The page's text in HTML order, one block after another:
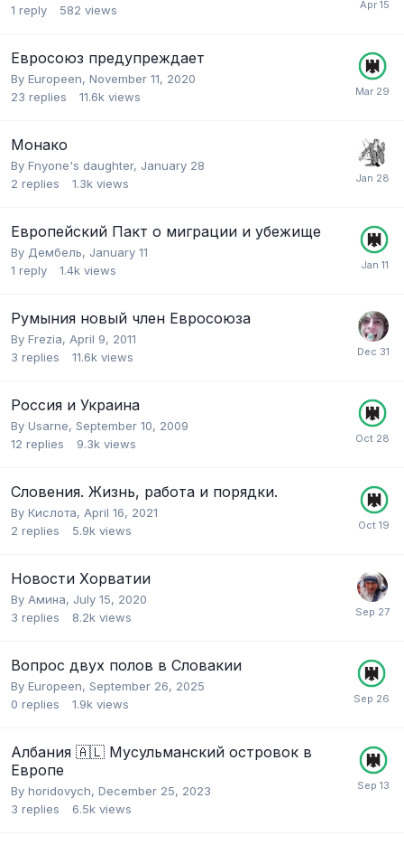
1 reply 582 views
Евросоюз предупреждает
By Europeen, November 11, 2020
23 replies 11.6k views
Монако
By Fnyone's daughter, January 28
2 replies 1.3k views
Европейский Пакт о миграции и убежище
By Дембель, January 11
1 reply 1.4k views
Румыния новый член Евросоюза
By Frezia, April 9, 2011
3 replies 11.6k views
Россия и Украина
By Usarne, September 10, 2009
12 replies 9.3k views
Словения. Жизнь, работа и порядки.
By Кислота, April 16, 2021
2 replies 5.9k views
Новости Хорватии
By Амина, July 15, 2020
3 replies 8.2k views
Вопрос двух полов в Словакии
By Europeen, September 26, 2025
0 replies 1.9k views
Албания 🇦🇱 Мусульманский островок в
Европе
By horidovych, December 25, 2023
3 replies 6.5k views